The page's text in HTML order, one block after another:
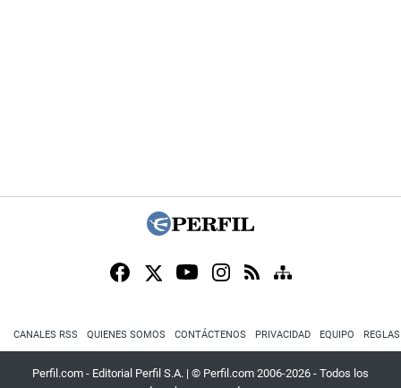
CANALES RSS QUIENES SOMOS CONTÁCTENOS PRIVACIDAD EQUIPO
Perfil.com - Editorial Perfil S.A. | © Perfil.com 2006-2026 - Todos los